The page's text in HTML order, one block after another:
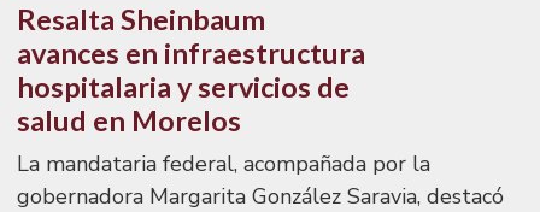
Resalta Sheinbaum
avances en infraestructura
hospitalaria y servicios de
salud en Morelos
La mandataria federal, acompañada por la
gobernadora Margarita González Saravia, destacó